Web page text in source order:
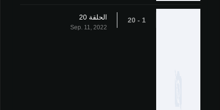
1 - 20 الحلقة 20
Sep. 11, 2022